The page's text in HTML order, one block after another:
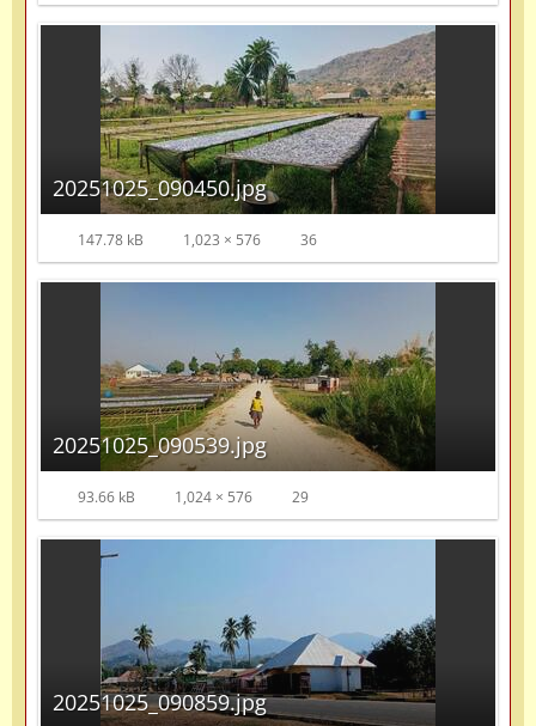
20251025_090450.jpg
147.78 kB 1,023 × 576 36
20251025_090539.jpg
93.66 kB 1,024 × 576 29
20251025_090859.jpg